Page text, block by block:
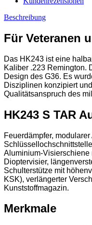
Beschreibung
Für Veteranen
Das HK243 ist eine
Kaliber .223 Remington.
Design des G36. Es
Disziplinen konzipiert
Qualitätsanspruch des
HK243 S TAR
Feuerdämpfer,
Aluminium-Visierschiene
Dioptervisier,
Schulterstütze mit
KSK), verlängerter
Kunststoffmagazin.
Merkmale